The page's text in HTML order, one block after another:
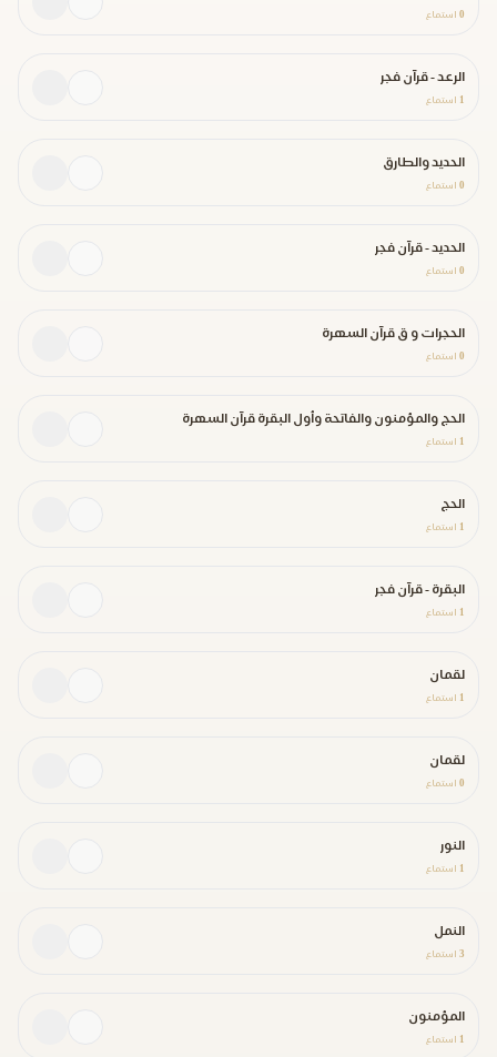
0 استماع
الرعد - قرآن فجر
1 استماع
الحديد والطارق
0 استماع
الحديد - قرآن فجر
0 استماع
الحجرات و ق قرآن السهرة
0 استماع
الحج والمؤمنون والفاتحة وأول البقرة قرآن السهرة
1 استماع
الحج
1 استماع
البقرة - قرآن فجر
1 استماع
لقمان
1 استماع
لقمان
0 استماع
النور
1 استماع
النمل
3 استماع
المؤمنون
1 استماع